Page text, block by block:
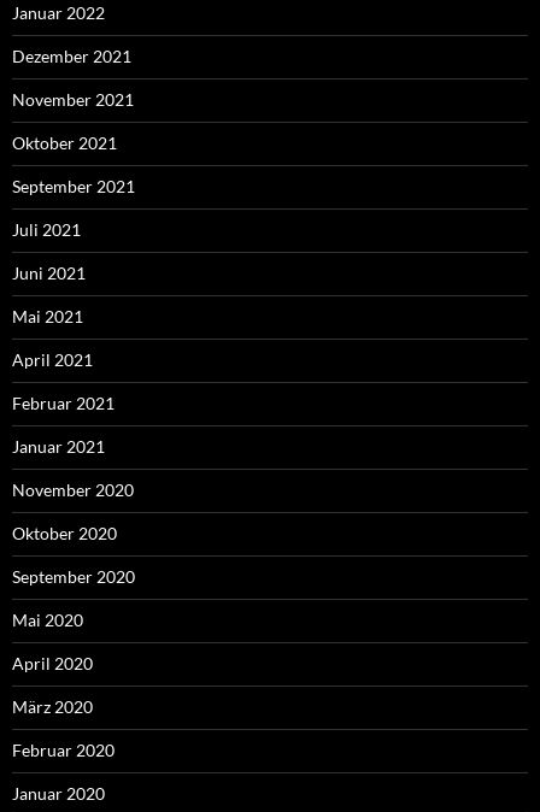
Januar 2022
Dezember 2021
November 2021
Oktober 2021
September 2021
Juli 2021
Juni 2021
Mai 2021
April 2021
Februar 2021
Januar 2021
November 2020
Oktober 2020
September 2020
Mai 2020
April 2020
März 2020
Februar 2020
Januar 2020